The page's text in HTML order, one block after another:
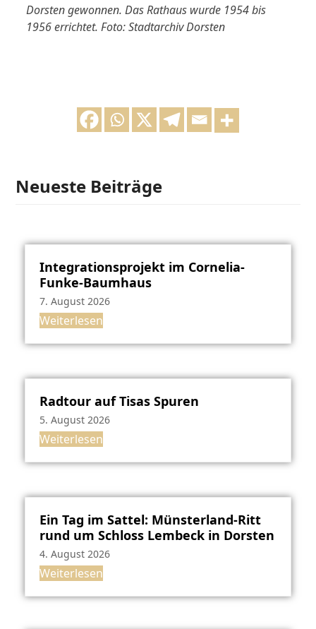
Dorsten gewonnen. Das Rathaus wurde 1954 bis
1956 errichtet. Foto: Stadtarchiv Dorsten
Neueste Beiträge
Integrationsprojekt im Cornelia-
Funke-Baumhaus
7. August 2026
Weiterlesen
Radtour auf Tisas Spuren
5. August 2026
Weiterlesen
Ein Tag im Sattel: Münsterland-Ritt
rund um Schloss Lembeck in Dorsten
4. August 2026
Weiterlesen